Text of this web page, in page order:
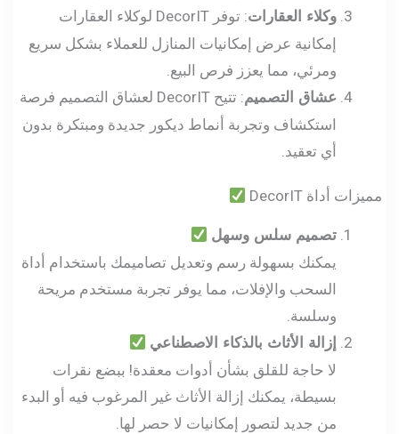
وكلاء العقارات
: توفر DecorIT لوكلاء العقارات
إمكانية عرض إمكانيات المنازل للعملاء بشكل سريع
ومرئي، مما يعزز فرص البيع.
عشاق التصميم
: تتيح DecorIT لعشاق التصميم فرصة
استكشاف وتجربة أنماط ديكور جديدة ومبتكرة بدون
أي تعقيد.
مميزات أداة DecorIT
تصميم سلس وسهل
يمكنك بسهولة رسم وتعديل تصاميمك باستخدام أداة
السحب والإفلات، مما يوفر تجربة مستخدم مريحة
وسلسة.
إزالة الأثاث بالذكاء الاصطناعي
لا حاجة للقلق بشأن أدوات معقدة! ببضع نقرات
بسيطة، يمكنك إزالة الأثاث غير المرغوب فيه أو البدء
من جديد لتصور إمكانيات لا حصر لها.